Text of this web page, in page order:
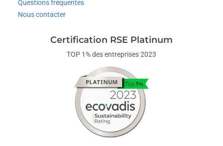
Questions fréquentes
Nous contacter
Certification RSE Platinum
TOP 1% des entreprises 2023